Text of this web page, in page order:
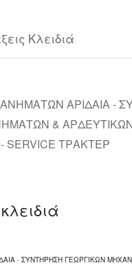
Κλειδιά
ΑΡΙΔΑΙΑ -
&
ΤΡΑΚΤΕΡ
- ΣΥΝΤΗΡΗΣΗ ΓΕΩΡΓΙΚΩΝ